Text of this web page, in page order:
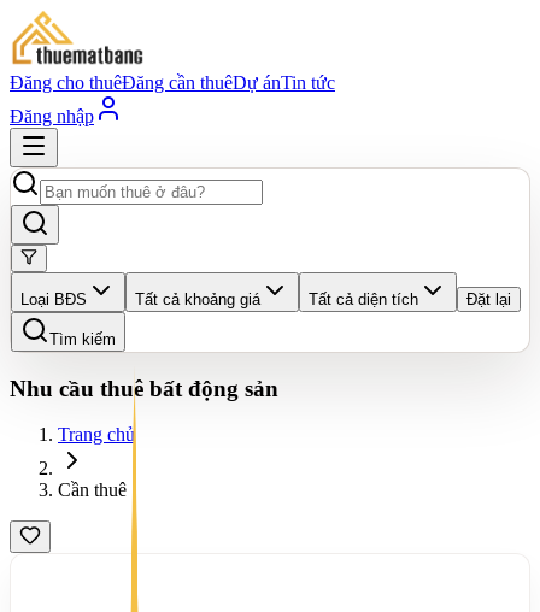
Đăng cho thuêĐăng cần thuêDự ánTin tức
Đăng nhập
Loại BĐS Tất cả khoảng giá Tất cả diện tích Đặt lại
Tìm kiếm
Nhu cầu thuê bất động sản
Trang chủ
Cần thuê